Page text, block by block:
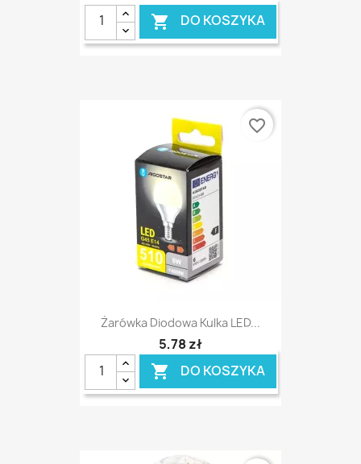
 DO KOSZYKA
Żarówka Diodowa Kulka LED...
5,78 zł
 DO KOSZYKA
favorite_border